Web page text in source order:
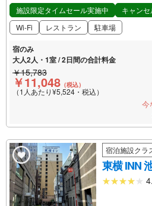
施設限定タイムセール実施中
キャン
Wi-Fi
レストラン 駐車場
宿のみ
大人2人・1室 / 2日間の合計料金
￥15,783
￥11,048 （税込）
（1人あたり¥5,524・税込）
今
宿泊施設クラ
東横 INN